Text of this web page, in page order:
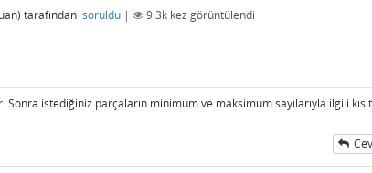
tarafından soruldu | 9.3k kez görüntülendi
istediğiniz parçaların minimum ve maksimum sayılarıyla ilgili